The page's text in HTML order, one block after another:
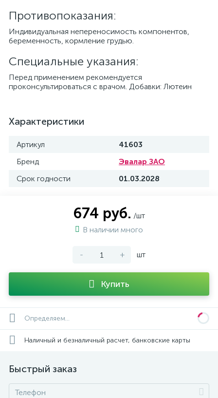
Противопоказания:
Индивидуальная непереносимость компонентов,
беременность, кормление грудью.
Специальные указания:
Перед применением рекомендуется
проконсультироваться с врачом. Добавки: Лютеин
Характеристики
Артикул
41603
Бренд
Эвалар ЗАО
Срок годности
01.03.2028
674 руб. /шт
В наличии много
- + шт
Купить
Определяем...
Наличный и безналичный расчет, банковские карты
Быстрый заказ